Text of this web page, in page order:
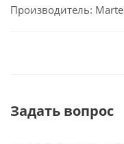
Производитель:
Задать вопрос